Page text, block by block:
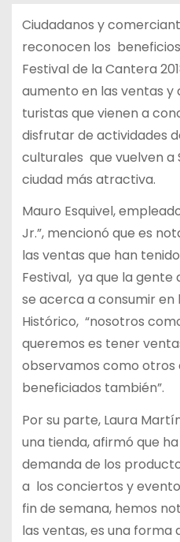
Ciudadanos y
reconocen los
Festival de la Cantera
aumento en las ventas y
turistas que vienen a
disfrutar de actividades
culturales que vuelven a
ciudad más atractiva.
Mauro Esquivel,
Jr.”, mencionó que es
las ventas que han
Festival, ya que la gente
se acerca a consumir en
Histórico, “nosotros
queremos es tener
observamos como otros
beneficiados también”.
Por su parte, Laura
una tienda, afirmó que
demanda de los
a los conciertos y
fin de semana, hemos
las ventas, es una